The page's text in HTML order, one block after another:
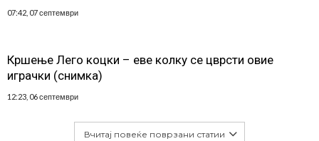
07:42, 07 септември
Кршење Лего коцки – еве колку се цврсти овие
играчки (снимка)
12:23, 06 септември
Вчитај повеќе поврзани статии